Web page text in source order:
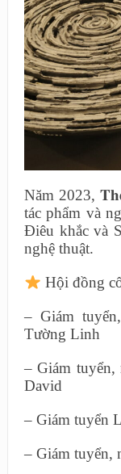
Năm 2023,
tác phẩm và
Điêu khắc và
nghệ thuật.
Hội đồng
– Giám
Tường Linh
– Giám
David
– Giám tuyển
– Giám tuyển,